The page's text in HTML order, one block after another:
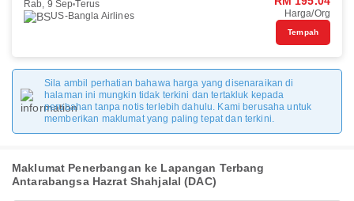
Rab, 9 Sep Terus
US-Bangla Airlines
Harga/Org
Tempah
Sila ambil perhatian bahawa harga yang disenaraikan di
halaman ini mungkin tidak terkini dan tertakluk kepada
perubahan tanpa notis terlebih dahulu. Kami berusaha untuk
memberikan maklumat yang paling tepat dan terkini.
Maklumat Penerbangan ke Lapangan Terbang
Antarabangsa Hazrat Shahjalal (DAC)